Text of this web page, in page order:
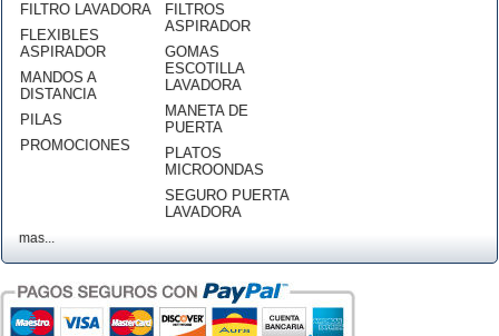
FILTRO LAVADORA
FLEXIBLES
ASPIRADOR
MANDOS A
DISTANCIA
PILAS
PROMOCIONES
FILTROS
ASPIRADOR
GOMAS
ESCOTILLA
LAVADORA
MANETA DE
PUERTA
PLATOS
MICROONDAS
SEGURO PUERTA
LAVADORA
mas...